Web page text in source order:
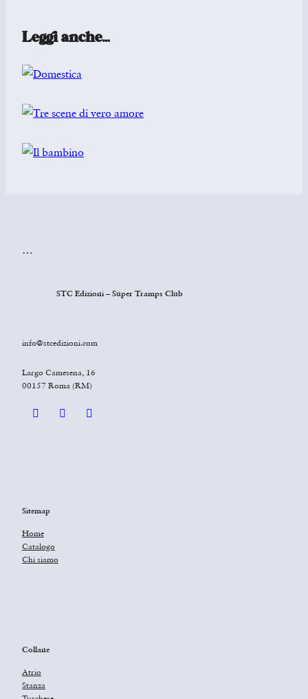
Leggi anche…
…
STC Edizioni – Super Tramps Club
info@stcedizioni.com
Largo Camesena, 16
00157 Roma (RM)
Sitemap
Home
Catalogo
Chi siamo
Collane
Atrio
Stanza